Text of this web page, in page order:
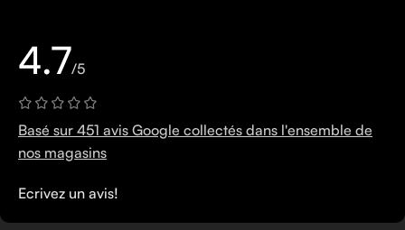
4.7/5
Basé sur 451 avis Google collectés dans l'ensemble de
nos magasins
Ecrivez un avis!